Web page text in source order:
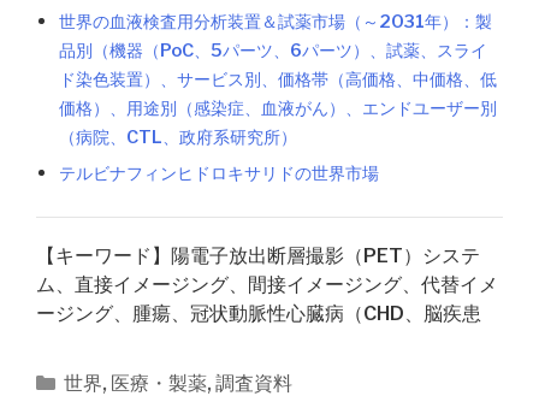
世界の血液検査用分析装置＆試薬市場（～2031年）：製
品別（機器（PoC、5パーツ、6パーツ）、試薬、スライ
ド染色装置）、サービス別、価格帯（高価格、中価格、低
価格）、用途別（感染症、血液がん）、エンドユーザー別
（病院、CTL、政府系研究所）
テルビナフィンヒドロキサリドの世界市場
【キーワード】陽電子放出断層撮影（PET）システ
ム、直接イメージング、間接イメージング、代替イメ
ージング、腫瘍、冠状動脈性心臓病（CHD、脳疾患
カ
世界, 医療・製薬, 調査資料